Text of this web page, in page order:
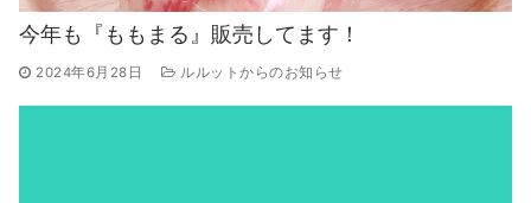
今年も『ももまる』販売してます！
2024年6月28日 ルルットからのお知らせ